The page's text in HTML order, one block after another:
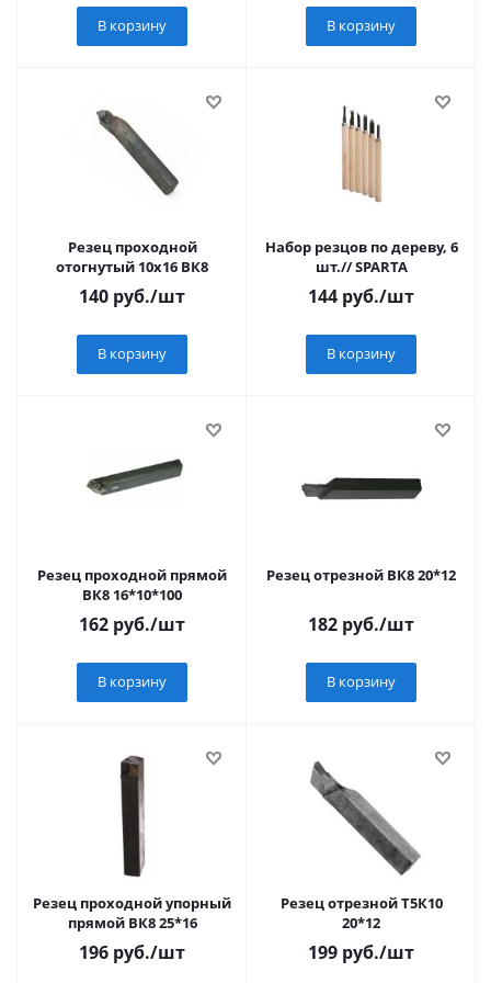
В корзину В корзину
Резец проходной
отогнутый 10х16 ВК8
140 руб./шт
В корзину
Набор резцов по дереву, 6
шт.// SPARTA
144 руб./шт
В корзину
Резец проходной прямой
ВК8 16*10*100
162 руб./шт
В корзину
Резец отрезной ВК8 20*12
182 руб./шт
В корзину
Резец проходной упорный
прямой ВК8 25*16
196 руб./шт
Резец отрезной Т5К10
20*12
199 руб./шт